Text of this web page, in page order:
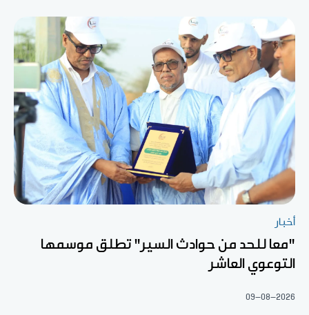
أخبار
"معا للحد من حوادث السير" تطلق موسمها
التوعوي العاشر
09-08-2026